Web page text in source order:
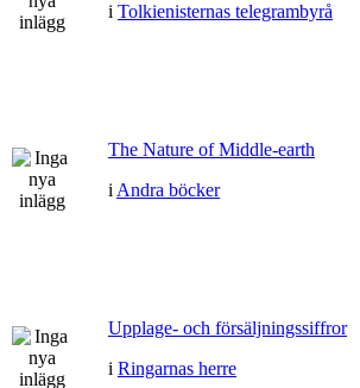
i Tolkienisternas telegrambyrå
The Nature of Middle-earth
i Andra böcker
Upplage- och försäljningssiffror
i Ringarnas herre